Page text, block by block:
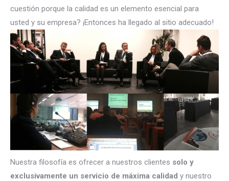
cuestión porque la calidad es un elemento esencial para
usted y su empresa? ¡Entonces ha llegado al sitio adecuado!
Nuestra filosofía es ofrecer a nuestros clientes solo y
exclusivamente un servicio de máxima calidad y nuestro